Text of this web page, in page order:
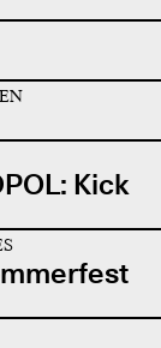
Kick